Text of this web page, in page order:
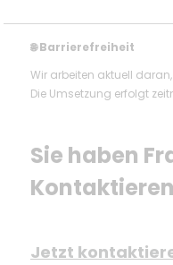
🌐Barrierefreiheit
Wir arbeiten aktuell
Die Umsetzung erfolgt
Sie haben
Jetzt